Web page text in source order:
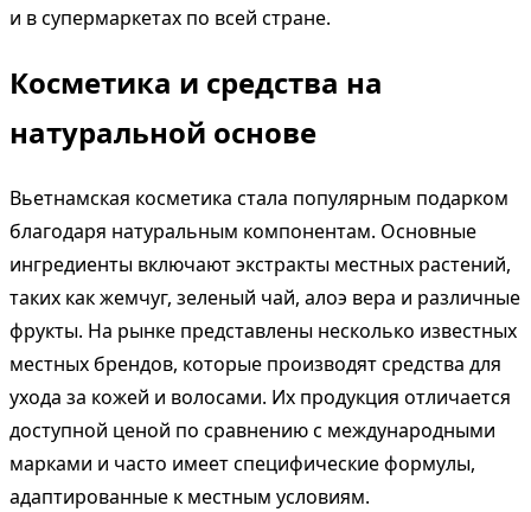
и в супермаркетах по всей стране.
Косметика и средства на
натуральной основе
Вьетнамская косметика стала популярным подарком
благодаря натуральным компонентам. Основные
ингредиенты включают экстракты местных растений,
таких как жемчуг, зеленый чай, алоэ вера и различные
фрукты. На рынке представлены несколько известных
местных брендов, которые производят средства для
ухода за кожей и волосами. Их продукция отличается
доступной ценой по сравнению с международными
марками и часто имеет специфические формулы,
адаптированные к местным условиям.